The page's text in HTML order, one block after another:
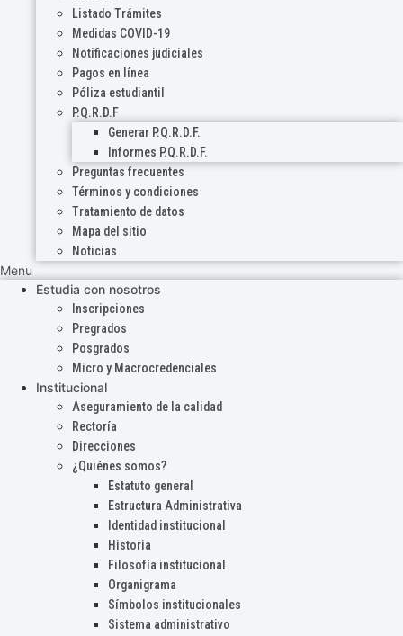
Listado Trámites
Medidas COVID-19
Notificaciones judiciales
Pagos en línea
Póliza estudiantil
P.Q.R.D.F
Generar P.Q.R.D.F.
Informes P.Q.R.D.F.
Preguntas frecuentes
Términos y condiciones
Tratamiento de datos
Mapa del sitio
Noticias
Menu
Estudia con nosotros
Inscripciones
Pregrados
Posgrados
Micro y Macrocredenciales
Institucional
Aseguramiento de la calidad
Rectoría
Direcciones
¿Quiénes somos?
Estatuto general
Estructura Administrativa
Identidad institucional
Historia
Filosofía institucional
Organigrama
Símbolos institucionales
Sistema administrativo